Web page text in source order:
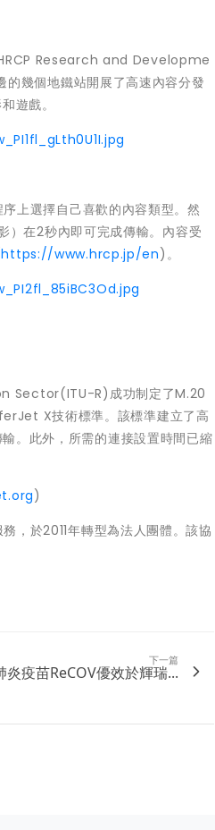
Research and Developme
的幾個地鐵站開展了高速內容分發
遊戲。
上選擇自己喜歡的內容類型。然
）在2秒內即可完成傳輸。內容受
https://www.hrcp.jp/en)。
Sector(ITU-R)成功制定了M.20
X技術標準。該標準建立了高
。此外，所需的連接設置時間已縮
)
於2011年轉型為法人團體。該協
下一篇
炎疫苗ReCOV優效於輝瑞...